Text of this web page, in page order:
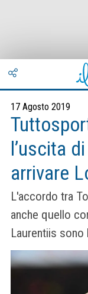
17 Agosto 2019
l’uscita
arrivare
L'accordo tra
anche quello
Laurentiis